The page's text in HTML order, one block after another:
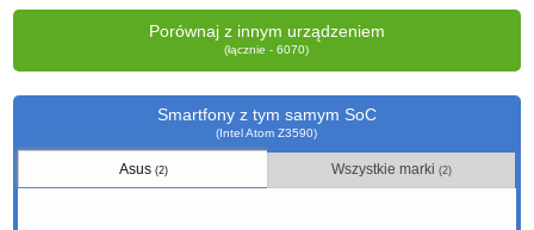
Porównaj z innym urządzeniem
(łącznie - 6070)
Smartfony z tym samym SoC
(Intel Atom Z3590)
Asus (2) Wszystkie marki(2)